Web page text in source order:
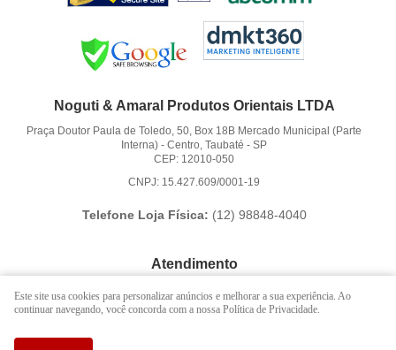
Noguti & Amaral Produtos Orientais LTDA
Praça Doutor Paula de Toledo, 50, Box 18B Mercado Municipal (Parte
Interna) -Centro, Taubaté -SP
CEP: 12010-050
CNPJ: 15.427.609/0001-19
Telefone Loja Física: (12) 98848-4040
Atendimento
(12) 3621-6262
(12)98848-4040
Este site usa cookies para personalizar anúncios e melhorar a sua experiência. Ao
continuar navegando, você concorda com a nossa Política de Privacidade.